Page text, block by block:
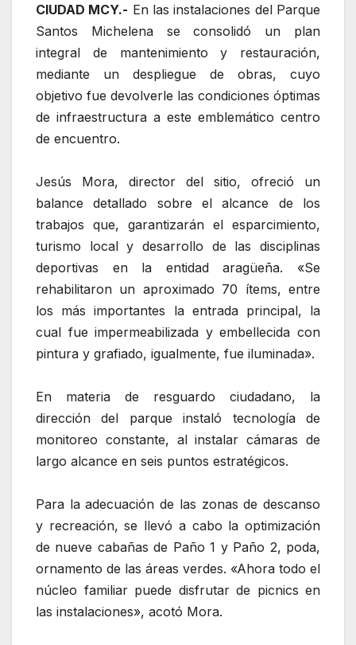
CIUDAD MCY.- ‎ En las instalaciones del Parque
Santos Michelena se consolidó un plan
integral de mantenimiento y restauración,
mediante un despliegue de obras, cuyo
objetivo fue devolverle las condiciones óptimas
de infraestructura a este emblemático centro
de encuentro.
‎Jesús Mora, director del sitio, ofreció un
balance detallado sobre el alcance de los
trabajos que, garantizarán el esparcimiento,
turismo local y desarrollo de las disciplinas
deportivas en la entidad aragüeña. «Se
rehabilitaron un aproximado 70 ítems, entre
los más importantes la entrada principal, la
cual fue impermeabilizada y embellecida con
pintura y grafiado, igualmente, fue iluminada».
‎En materia de resguardo ciudadano, la
dirección del parque instaló tecnología de
monitoreo constante, al instalar cámaras de
largo alcance en seis puntos estratégicos.
‎Para la adecuación de las zonas de descanso
y recreación, se llevó a cabo la optimización
de nueve cabañas de Paño 1 y Paño 2, poda,
ornamento de las áreas verdes. «Ahora todo el
núcleo familiar puede disfrutar de picnics en
las instalaciones», acotó Mora.